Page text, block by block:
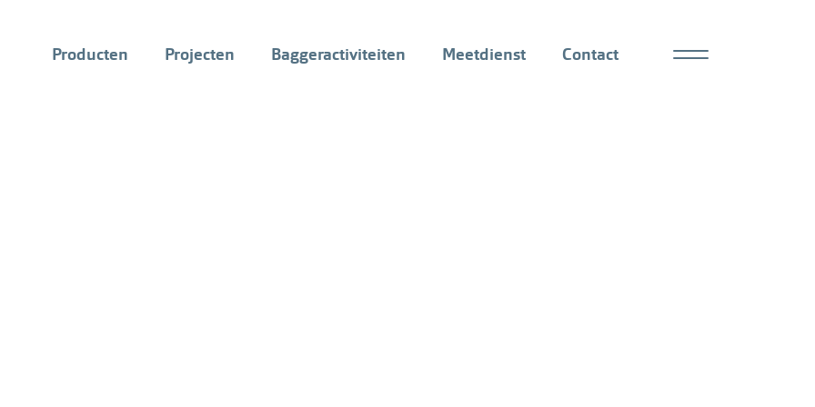
Hoofdnavigatie
Producten Projecten Baggeractiviteiten Meetdienst Contact